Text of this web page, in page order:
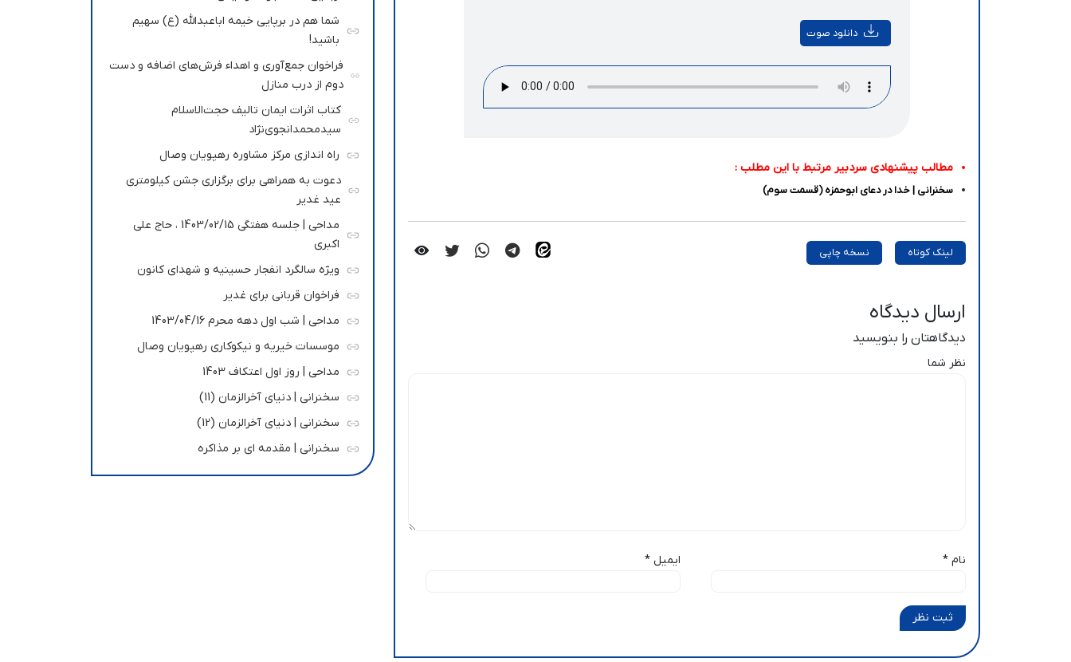
دانلود صوت
مطالب پیشنهادی سردبیر مرتبط با این مطلب :
سخنرانی | خدا در دعای ابوحمزه (قسمت سوم)
لینک کوتاه نسخه چاپی
ارسال دیدگاه
دیدگاهتان را بنویسید
نظر شما
نام * ایمیل *
ثبت نظر
شما هم در برپایی خیمه اباعبدالله (ع) سهیم
باشید!
فراخوان جمع‌آوری و اهداء فرش‌های اضافه و دست
دوم از درب منازل
کتاب اثرات ایمان تالیف حجت‌الاسلام
سیدمحمدانجوی‌نژاد
راه اندازی مرکز مشاوره رهپویان وصال
دعوت به همراهی برای برگزاری جشن کیلومتری
عید غدیر
مداحی | جلسه هفتگی 1403/02/15 ، حاج علی
اکبری
ویژه سالگرد انفجار حسینیه و شهدای کانون
فراخوان قربانی برای غدیر
مداحی | شب اول دهه محرم 1403/04/16
موسسات خیریه و نیکوکاری رهپویان وصال
مداحی | روز اول اعتکاف 1403
سخنرانی | دنیای آخرالزمان (11)
سخنرانی | دنیای آخرالزمان (12)
سخنرانی | مقدمه ای بر مذاکره